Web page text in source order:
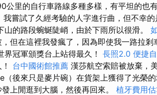
公里的自行車路線多種多樣，有平坦的也
我嘗試了久經考驗的人字進行曲，但不幸
山的路段蜿蜒陡峭，由於下雨所以很滑。
但在這裡我發瘋了，因為即使我一路拉
界冠軍頒獎台上站得最久！ 長照2.0 便捷
台中國術館推薦 漢莎航空索賠被放棄，
（後來只是麥片碗）在貨架上獲得了光榮的
上閒逛到大腦，然後再回來。 植牙費用